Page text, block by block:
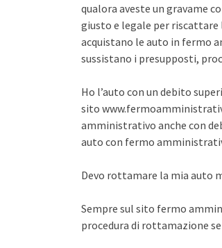
qualora aveste un gravame
giusto e legale per
acquistano le auto in fermo
sussistano i presupposti,
Ho l’auto con un debito
sito
amministrativo anche con
auto con fermo
Devo rottamare la mia auto
Sempre sul sito fermo
procedura di rottamazione